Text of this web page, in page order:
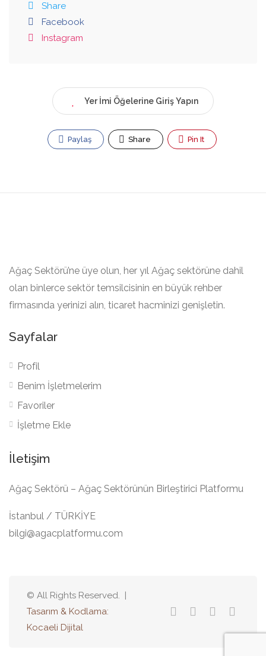
Share
Facebook
Instagram
Yer İmi Öğelerine Giriş Yapın
Paylaş Share Pin It
Ağaç Sektörü’ne üye olun, her yıl Ağaç sektörüne dahil
olan binlerce sektör temsilcisinin en büyük rehber
firmasında yerinizi alın, ticaret hacminizi genişletin.
Sayfalar
Profil
Benim İşletmelerim
Favoriler
İşletme Ekle
İletişim
Ağaç Sektörü – Ağaç Sektörünün Birleştirici Platformu
İstanbul / TÜRKİYE
bilgi@agacplatformu.com
© All Rights Reserved. |
Tasarım & Kodlama:
Kocaeli Dijital